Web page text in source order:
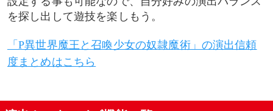
を探し出して遊技を楽しもう。
「P異世界魔王と召喚少女の奴隷魔術」の演出信頼
度まとめはこちら